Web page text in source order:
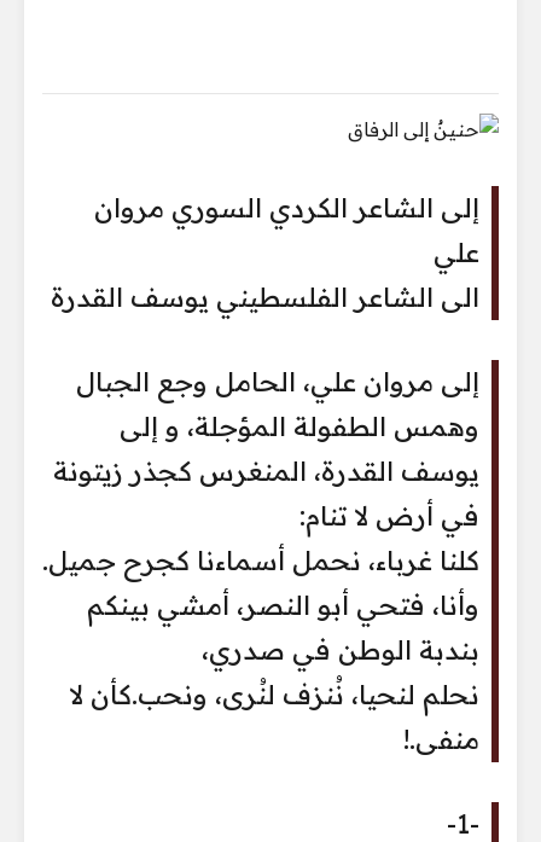
إلى الشاعر الكردي السوري مروان
علي
الى الشاعر الفلسطيني يوسف القدرة
إلى مروان علي، الحامل وجع الجبال
وهمس الطفولة المؤجلة، و إلى
يوسف القدرة، المنغرس كجذر زيتونة
في أرض لا تنام:
كلنا غرباء، نحمل أسماءنا كجرح جميل.
وأنا، فتحي أبو النصر، أمشي بينكم
بندبة الوطن في صدري،
نحلم لنحيا، نُنزف لنُرى، ونحب.كأن لا
منفى.!
-1-